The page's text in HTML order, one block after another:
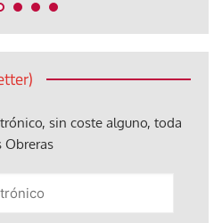
sin coste alguno, toda
Obreras